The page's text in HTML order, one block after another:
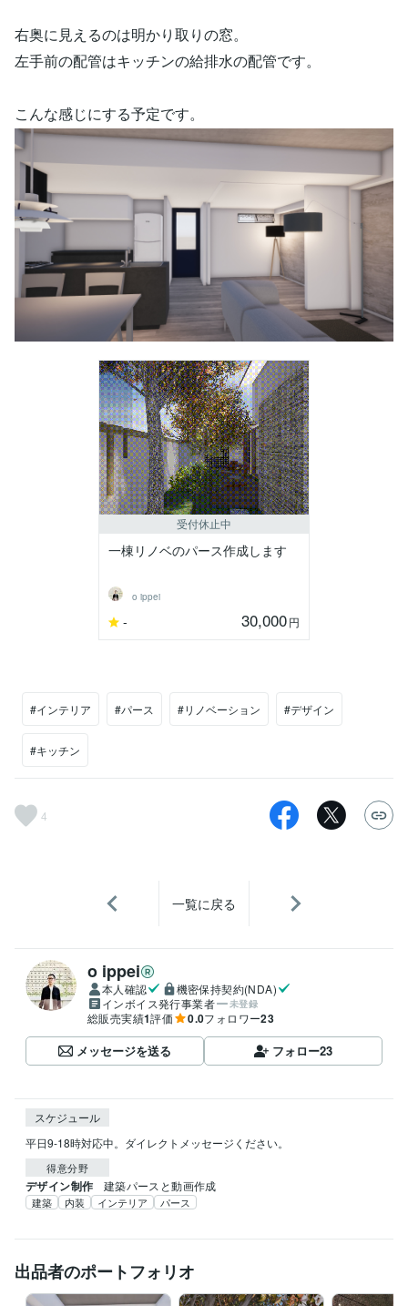
右奥に見えるのは明かり取りの窓。
左手前の配管はキッチンの給排水の配管です。
こんな感じにする予定です。
受付休止中
一棟リノベのパース作成します
o ippei
- 30,000円
#インテリア #パース #リノベーション #デザイン
#キッチン
4
一覧に戻る
o ippei
本人確認
機密保持契約(NDA)
インボイス発行事業者
未登録
総販売実績1評価 0.0フォロワー23
メッセージを送る フォロー23
スケジュール
平日9-18時対応中。ダイレクトメッセージください。
得意分野
デザイン制作 建築パースと動画作成
建築 内装 インテリア パース
出品者のポートフォリオ